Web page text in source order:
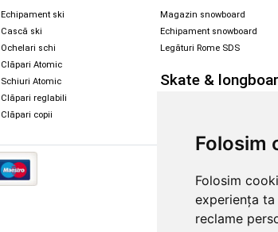
Folosim
Folosim
experiența
reclame
Echipament ski
Cască ski
Ochelari schi
Clăpari Atomic
Schiuri Atomic
Clăpari reglabili
Clăpari copii
Magazin snowboard
Echipament snowboard
Legături Rome SDS
Skate &